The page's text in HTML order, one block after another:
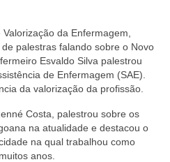
da Enfermagem,
palestras falando sobre o Novo
Esvaldo Silva palestrou
de Enfermagem (SAE).
da valorização da profissão.
Costa, palestrou sobre os
na atualidade e destacou o
na qual trabalhou como
anos.